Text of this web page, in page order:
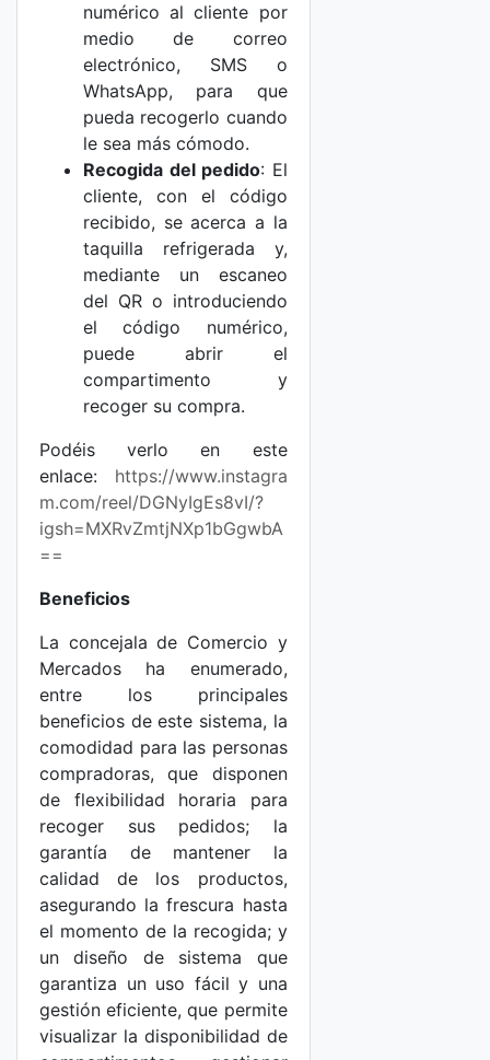
numérico al cliente por
medio de correo
electrónico, SMS o
WhatsApp, para que
pueda recogerlo cuando
le sea más cómodo.
Recogida del pedido: El
cliente, con el código
recibido, se acerca a la
taquilla refrigerada y,
mediante un escaneo
del QR o introduciendo
el código numérico,
puede abrir el
compartimento y
recoger su compra.
Podéis verlo en este
enlace: https://www.instagra
m.com/reel/DGNyIgEs8vI/?
igsh=MXRvZmtjNXp1bGgwbA
==
Beneficios
La concejala de Comercio y
Mercados ha enumerado,
entre los principales
beneficios de este sistema, la
comodidad para las personas
compradoras, que disponen
de flexibilidad horaria para
recoger sus pedidos; la
garantía de mantener la
calidad de los productos,
asegurando la frescura hasta
el momento de la recogida; y
un diseño de sistema que
garantiza un uso fácil y una
gestión eficiente, que permite
visualizar la disponibilidad de